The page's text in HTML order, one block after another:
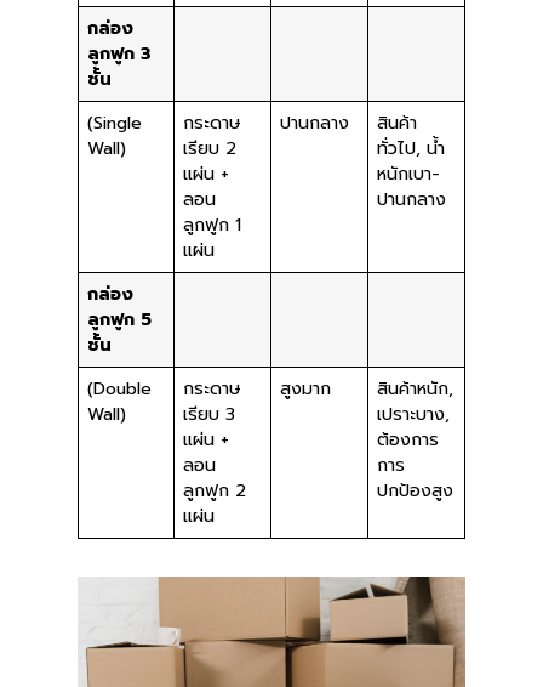
กล่อง
ลูกฟูก 3
ชั้น
(Single
Wall)
กระดาษ
เรียบ 2
แผ่น +
ลอน
ลูกฟูก 1
แผ่น
ปานกลาง
สินค้า
ทั่วไป, น้ำ
หนักเบา-
ปานกลาง
กล่อง
ลูกฟูก 5
ชั้น
(Double
Wall)
กระดาษ
เรียบ 3
แผ่น +
ลอน
ลูกฟูก 2
แผ่น
สูงมาก
สินค้าหนัก,
เปราะบาง,
ต้องการ
การ
ปกป้องสูง